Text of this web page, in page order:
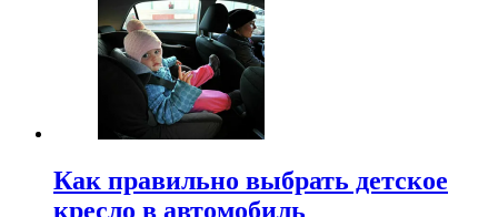
Как правильно выбрать детское
кресло в автомобиль